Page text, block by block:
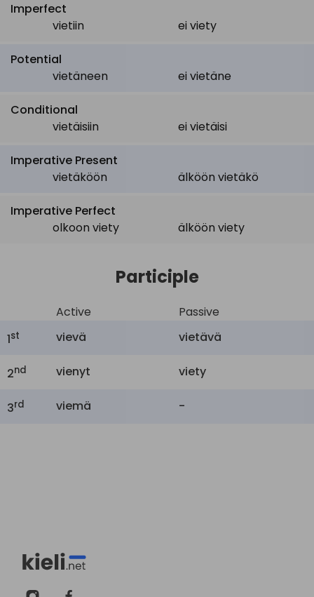
Imperfect
vietiin
ei viety
Potential
vietäneen
ei vietäne
Conditional
vietäisiin
ei vietäisi
Imperative Present
vietäköön
älköön vietäkö
Imperative Perfect
olkoon viety
älköön viety
Participle
Active
Passive
1st vievä vietävä
2nd vienyt viety
3rd viemä -